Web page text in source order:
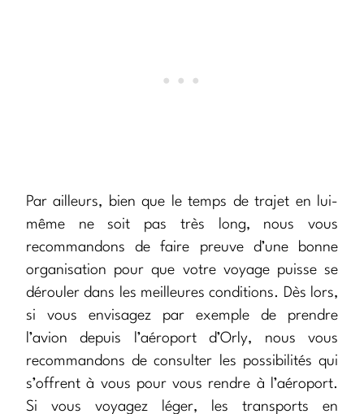
Par ailleurs, bien que le temps de trajet en lui-
même ne soit pas très long, nous vous
recommandons de faire preuve d’une bonne
organisation pour que votre voyage puisse se
dérouler dans les meilleures conditions. Dès lors,
si vous envisagez par exemple de prendre
l’avion depuis l’aéroport d’Orly, nous vous
recommandons de consulter les possibilités qui
s’offrent à vous pour vous rendre à l’aéroport.
Si vous voyagez léger, les transports en